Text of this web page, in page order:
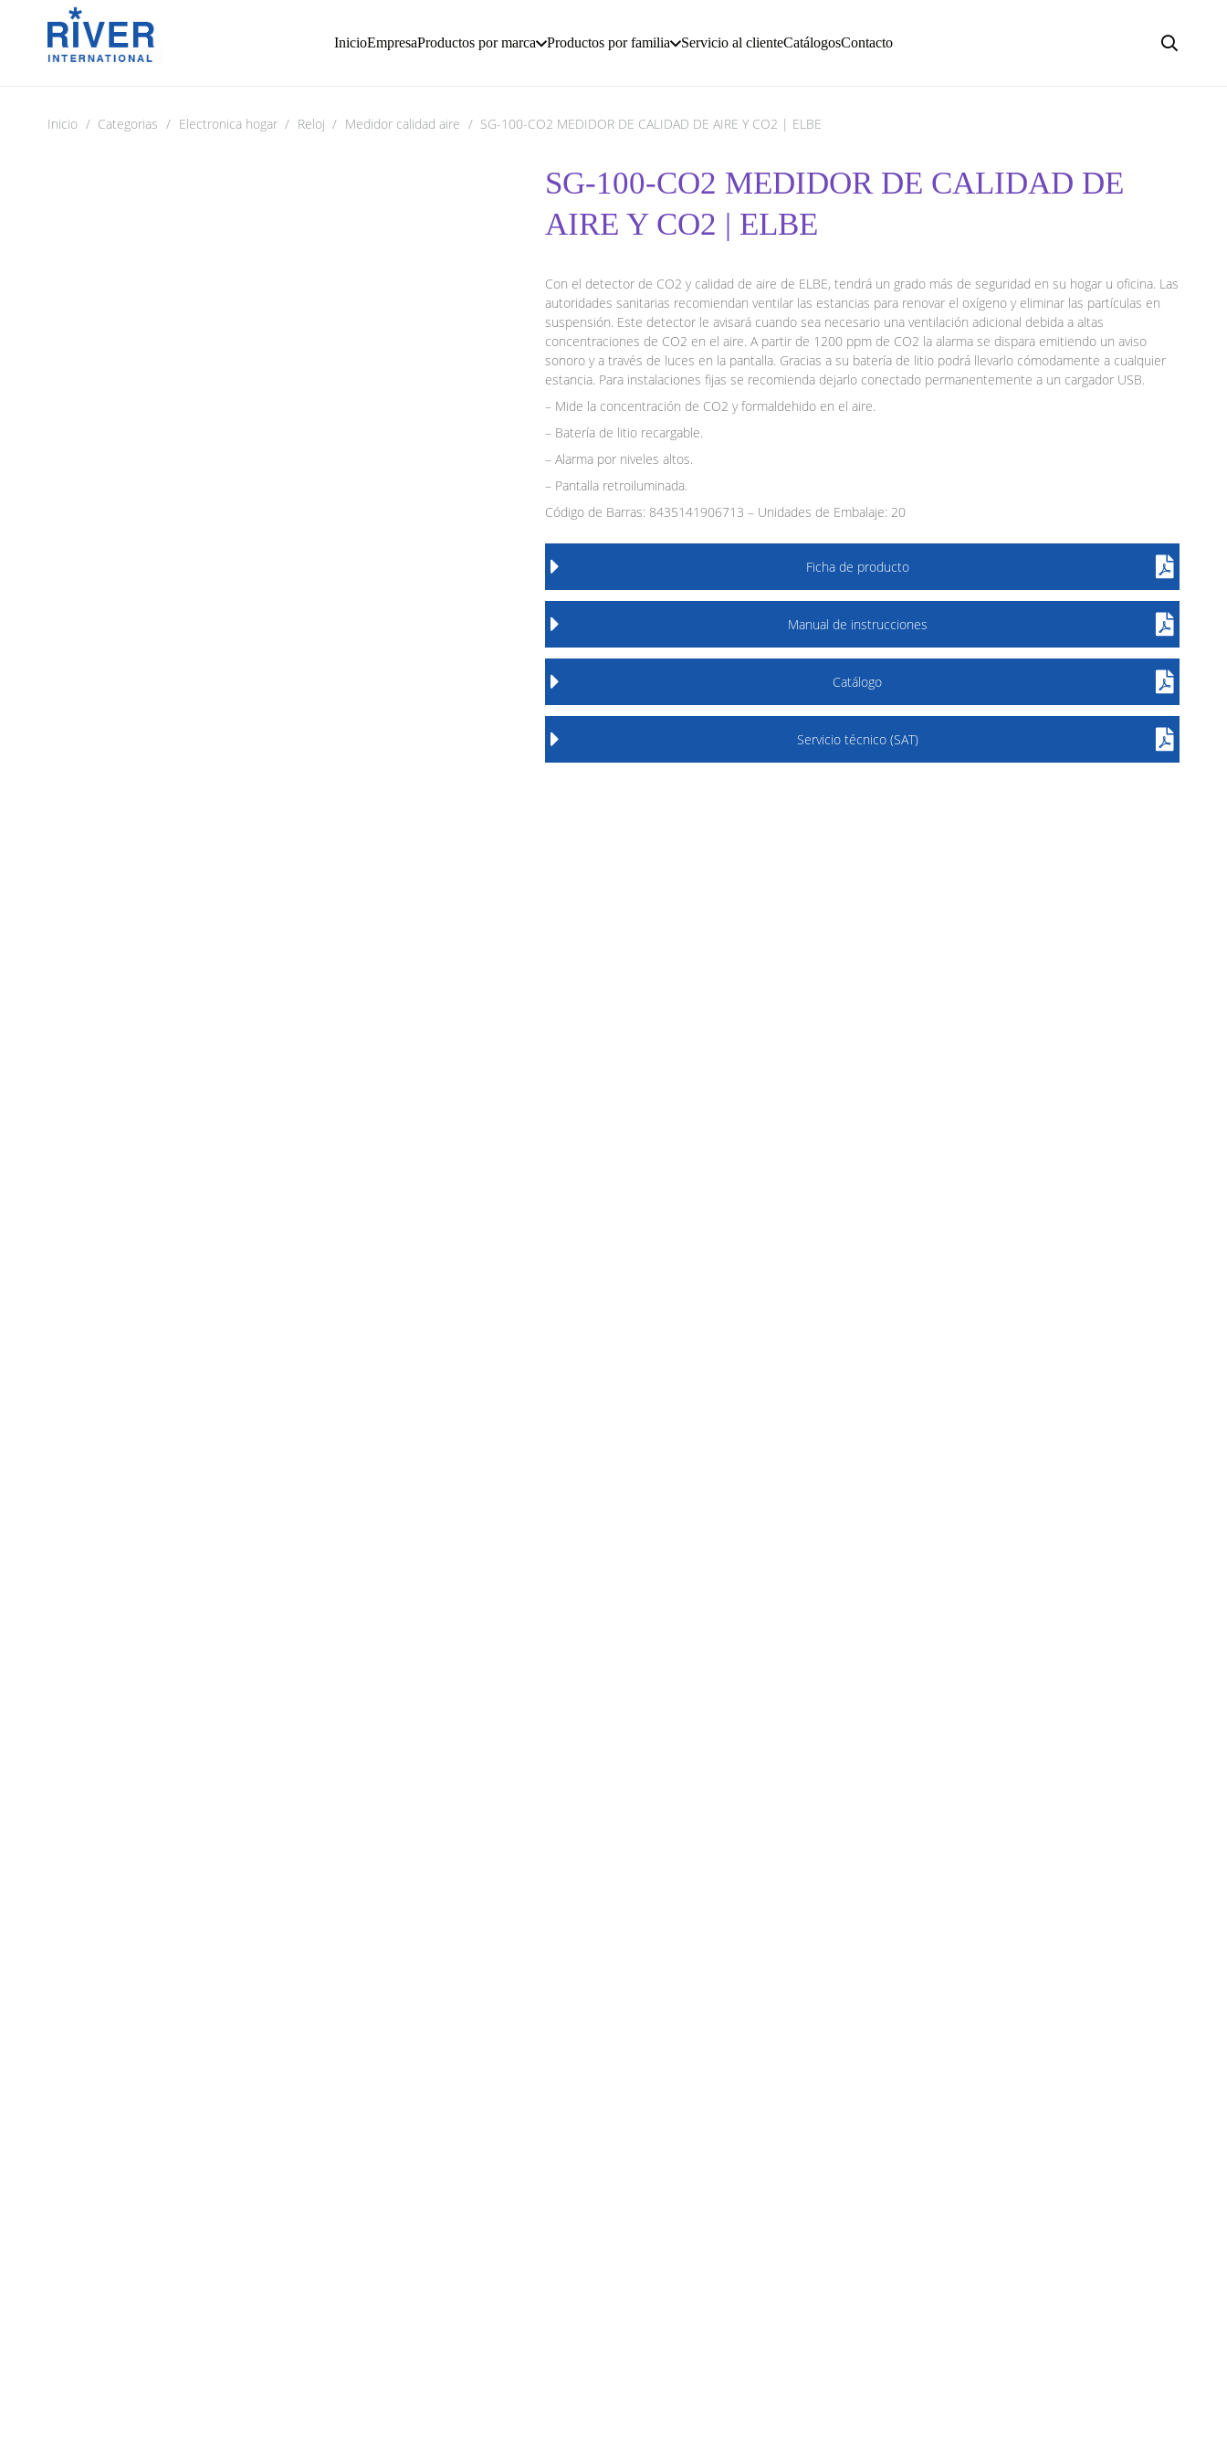
InicioEmpresaProductos por marca Productos por familia Servicio al clienteCatálogosContacto
Inicio / Categorias / Electronica hogar / Reloj / Medidor calidad aire / SG-100-CO2 MEDIDOR DE CALIDAD DE AIRE Y CO2 | ELBE
SG-100-CO2 MEDIDOR DE CALIDAD DE
AIRE Y CO2 | ELBE
Con el detector de CO2 y calidad de aire de ELBE, tendrá un grado más de seguridad en su hogar u oficina. Las
autoridades sanitarias recomiendan ventilar las estancias para renovar el oxígeno y eliminar las partículas en
suspensión. Este detector le avisará cuando sea necesario una ventilación adicional debida a altas
concentraciones de CO2 en el aire. A partir de 1200 ppm de CO2 la alarma se dispara emitiendo un aviso
sonoro y a través de luces en la pantalla. Gracias a su batería de litio podrá llevarlo cómodamente a cualquier
estancia. Para instalaciones fijas se recomienda dejarlo conectado permanentemente a un cargador USB.
– Mide la concentración de CO2 y formaldehido en el aire.
– Batería de litio recargable.
– Alarma por niveles altos.
– Pantalla retroiluminada.
Código de Barras: 8435141906713 – Unidades de Embalaje: 20
Ficha de producto
Manual de instrucciones
Catálogo
Servicio técnico (SAT)